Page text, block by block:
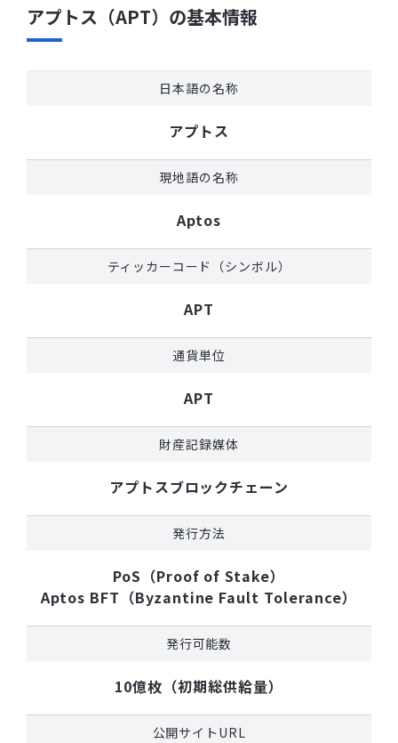
アプトス（APT）の基本情報
日本語の名称
アプトス
現地語の名称
Aptos
ティッカーコード（シンボル）
APT
通貨単位
APT
財産記録媒体
アプトスブロックチェーン
発行方法
PoS（Proof of Stake）
Aptos BFT（Byzantine Fault Tolerance）
発行可能数
10億枚（初期総供給量）
公開サイトURL